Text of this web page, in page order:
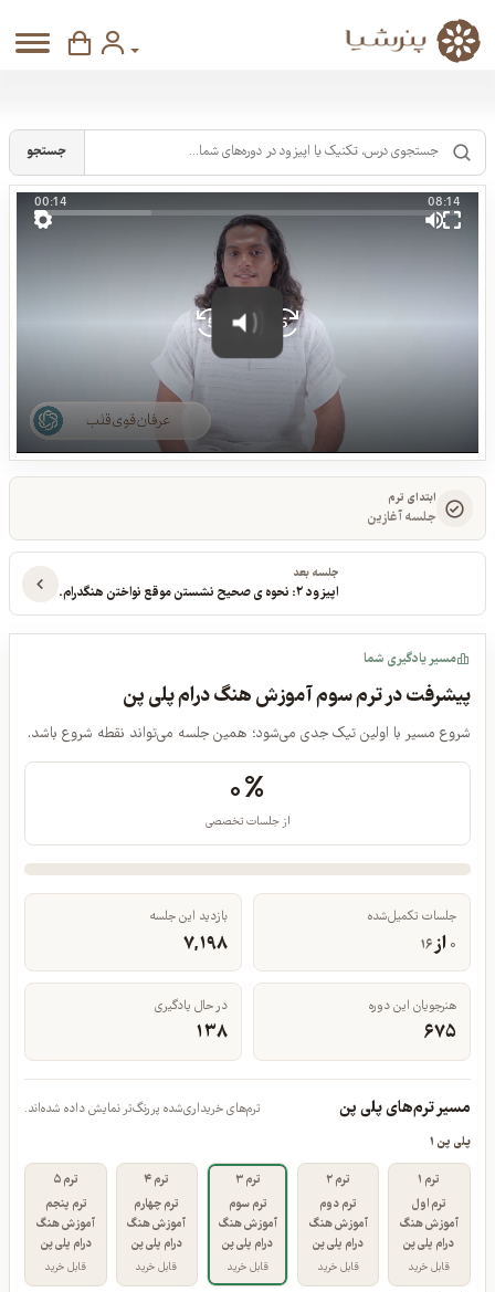
جستجو
00:15 08:14
ابتدای ترم
جلسه بعد
پیشرفت در ترم سوم آموزش هنگ درام پلی پن
۰%
از جلسات تخصصی
جلسات تکمیل‌شده
۰از۱۶
بازدید این جلسه
۷,۱۹۸
هنرجویان این دوره
۶۷۵
در حال یادگیری
۱۳۸
مسیر ترم‌های پلی پن
ترم ۱
ترم اول
آموزش هنگ
درام پلی پن
ترم ۲
ترم دوم
آموزش هنگ
ترم ۳
ترم سوم
آموزش هنگ
درام پلی پن
ترم ۴
ترم چهارم
آموزش هنگ
ترم ۵
ترم پنجم
آموزش هنگ